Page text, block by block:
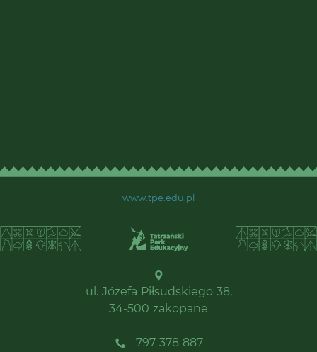
www.tpe.edu.pl
ul. Józefa Piłsudskiego 38,
34-500 zakopane
797 378 887